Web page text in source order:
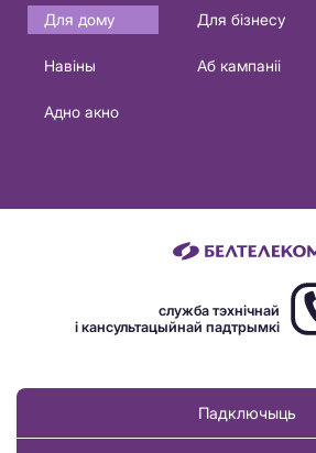
Основная
навигация
Для дому Для бізнесу
Навіны
Аб кампаніі
Адно акно
служба тэхнічнай
і кансультацыйнай падтрымкі
Падключыць